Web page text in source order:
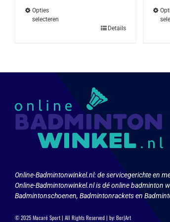
Opties
selecteren
optie
gekozen
worden
op
de
productpagina
Details
Online-Badmintonwinkel.nl:de servicegerichte en
Online-Badmintonwinkel.nl is dé online badminton
Badmintonschoenen, Badmintonrackets en
© 2025 Macaré Sport | All Rights Reserved | by:Ber|Art